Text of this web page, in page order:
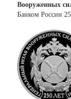
Вооруженных
Банком России